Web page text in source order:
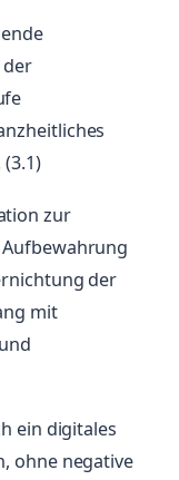
der
zur
der
mit
ein digitales
ohne negative